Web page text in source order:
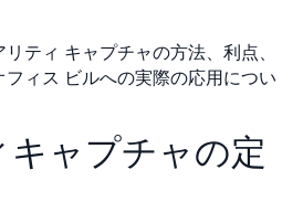
ティ キャプチャの方法、利点、
ィス ビルへの実際の応用につい
キャプチャの定